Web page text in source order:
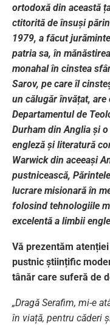
ortodoxă din această
ctitorită de însuși
1979, a făcut
patria sa, în
monahal în cinstea
Sarov, pe care îl
un călugăr învățat,
Departamentul de
Durham din Anglia și
engleză și literatură
Warwick din aceeași
pustnicească,
lucrare misionară în
folosind tehnologiile
excelentă a limbii
Vă prezentăm
pustnic științific
tânăr care suferă de
„Dragă Serafim, mi-e
în viață, pentru căderi